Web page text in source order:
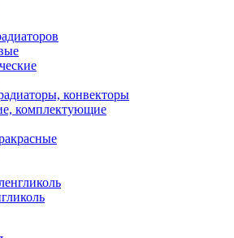
конвекторы
комплектующие